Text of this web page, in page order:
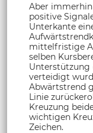
Aber
positive
Unterkante
mittelfristige
selben
Unterstützung
verteidigt
Abwärtstrend
Linie
Kreuzung
wichtigen
Zeichen.